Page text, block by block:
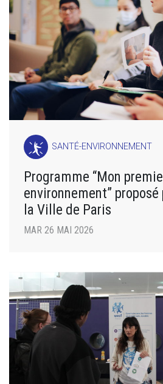
SANTÉ-ENVIRONNEMENT
Programme “Mon
environnement”
la Ville de Paris
MAR 26 MAI 2026